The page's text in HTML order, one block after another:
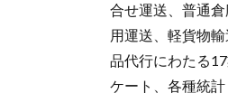
合せ運送、普通
用運送、軽貨物
品代行にわたる
ケート、各種統計